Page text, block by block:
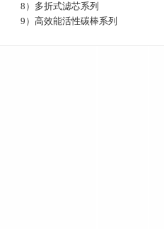
8） 多折式滤芯系列
9） 高效能活性碳棒系列